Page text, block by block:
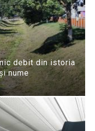
debit din istoria
nume